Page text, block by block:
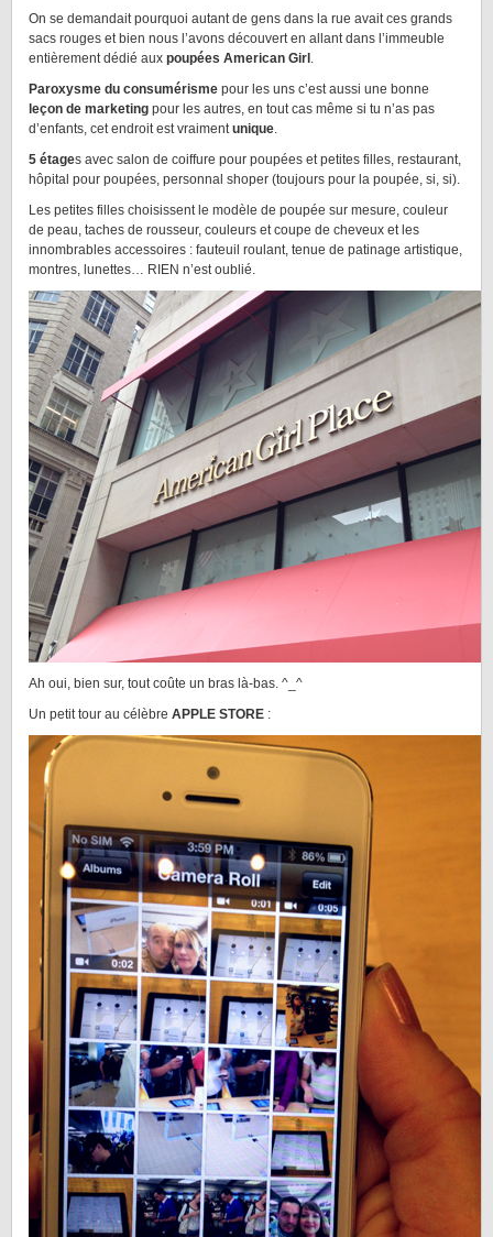
On se demandait pourquoi autant de gens dans la rue avait ces grands
sacs rouges et bien nous l’avons découvert en allant dans l’immeuble
entièrement dédié aux poupées American Girl .
Paroxysme du consumérisme pour les uns c’est aussi une bonne
leçon de marketing pour les autres, en tout cas même si tu n’as pas
d’enfants, cet endroit est vraimentunique.
5 étages avec salon de coiffure pour poupées et petites filles, restaurant,
hôpital pour poupées, personnal shoper (toujours pour la poupée, si, si).
Les petites filles choisissent le modèle de poupée sur mesure, couleur
de peau, taches de rousseur, couleurs et coupe de cheveux et les
innombrables accessoires : fauteuil roulant, tenue de patinage artistique,
montres, lunettes… RIEN n’est oublié.
Ah oui, bien sur, tout coûte un bras là-bas. ^_^
Un petit tour au célèbre APPLE STORE :